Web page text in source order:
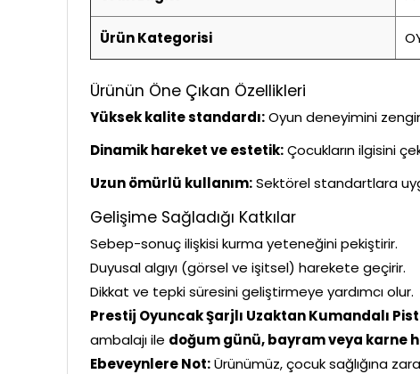
Ürün Kategorisi
Ürünün Öne Çıkan Özellikleri
Yüksek kalite standardı:Oyun deneyimini
Dinamik hareket ve estetik:Çocukların ilgisini
Uzun ömürlü kullanım:Sektörel standartlara
Gelişime Sağladığı Katkılar
Sebep-sonuç ilişkisi kurma yeteneğini pekiştirir.
Duyusal algıyı (görsel ve işitsel) harekete geçirir.
Dikkat ve tepki süresini geliştirmeye yardımcı olur.
Prestij Oyuncak Şarjlı Uzaktan Kumandalı
ambalajı ile doğum günü, bayram veya karne
Ebeveynlere Not:Ürünümüz, çocuk sağlığına